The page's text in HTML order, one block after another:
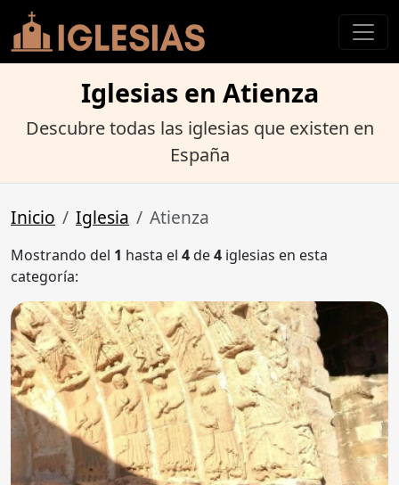
Iglesias en Atienza
Descubre todas las iglesias que existen en
España
Inicio Iglesia Atienza
Mostrando del 1 hasta el 4de4 iglesias en esta
categoría: